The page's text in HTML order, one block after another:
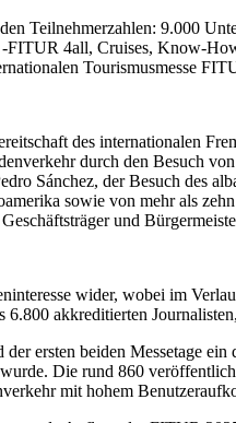
Teilnehmerzahlen: 9.000
-FITUR 4all, Cruises, Know-
Tourismusmesse
des internationalen
durch den Besuch
Sánchez, der Besuch des
sowie von mehr als
und
wider, wobei im
akkreditierten
ersten beiden Messetage
Die rund 860
mit hohem